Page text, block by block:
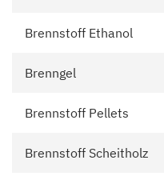
Brennstoff Ethanol
Brenngel
Brennstoff Pellets
Brennstoff Scheitholz